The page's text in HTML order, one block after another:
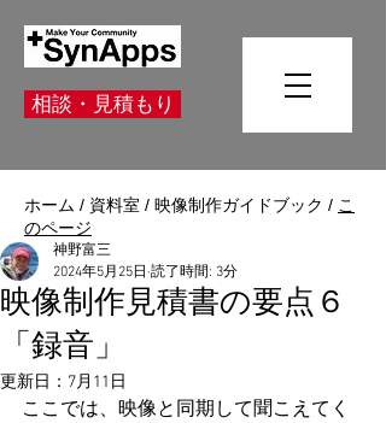
相談・見積もり
ホーム / 資料室 / 映像制作ガイドブック / こ
のページ
映像制作見積書の要点６
「録音」
神野富三
2024年5月25日 読了時間: 3分
更新日： 7月11日
ここでは、映像と同期して聞こえてく